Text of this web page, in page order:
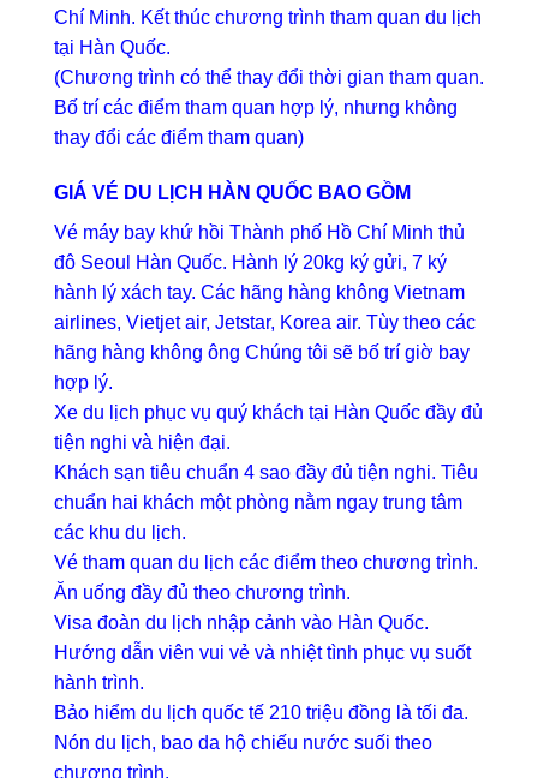
Chí Minh. Kết thúc chương trình tham quan du lịch
tại Hàn Quốc.
(Chương trình có thể thay đổi thời gian tham quan.
Bố trí các điểm tham quan hợp lý, nhưng không
thay đổi các điểm tham quan)
GIÁ VÉ DU LỊCH HÀN QUỐC BAO GỒM
Vé máy bay khứ hồi Thành phố Hồ Chí Minh thủ
đô Seoul Hàn Quốc. Hành lý 20kg ký gửi, 7 ký
hành lý xách tay. Các hãng hàng không Vietnam
airlines, Vietjet air, Jetstar, Korea air. Tùy theo các
hãng hàng không ông Chúng tôi sẽ bố trí giờ bay
hợp lý.
Xe du lịch phục vụ quý khách tại Hàn Quốc đầy đủ
tiện nghi và hiện đại.
Khách sạn tiêu chuẩn 4 sao đầy đủ tiện nghi. Tiêu
chuẩn hai khách một phòng nằm ngay trung tâm
các khu du lịch.
Vé tham quan du lịch các điểm theo chương trình.
Ăn uống đầy đủ theo chương trình.
Visa đoàn du lịch nhập cảnh vào Hàn Quốc.
Hướng dẫn viên vui vẻ và nhiệt tình phục vụ suốt
hành trình.
Bảo hiểm du lịch quốc tế 210 triệu đồng là tối đa.
Nón du lịch, bao da hộ chiếu nước suối theo
chương trình.